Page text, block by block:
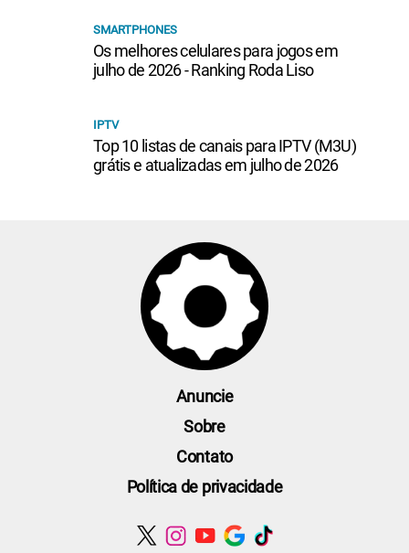
SMARTPHONES
Os melhores celulares para jogos em
julho de 2026 - Ranking Roda Liso
IPTV
Top 10 listas de canais para IPTV (M3U)
grátis e atualizadas em julho de 2026
Anuncie
Sobre
Contato
Política de privacidade